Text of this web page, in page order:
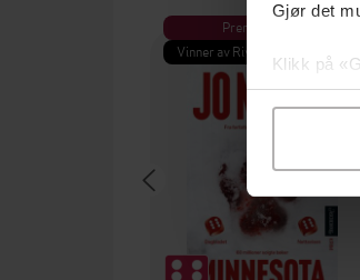
Gjør det
Klikk på
samtykke
Premium
Vinner av Rivertonprisen